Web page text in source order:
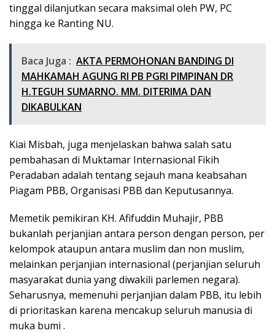
tinggal dilanjutkan secara maksimal oleh PW, PC
hingga ke Ranting NU.
Baca Juga : AKTA PERMOHONAN BANDING DI
MAHKAMAH AGUNG RI PB PGRI PIMPINAN DR
H.TEGUH SUMARNO. MM. DITERIMA DAN
DIKABULKAN
Kiai Misbah, juga menjelaskan bahwa salah satu
pembahasan di Muktamar Internasional Fikih
Peradaban adalah tentang sejauh mana keabsahan
Piagam PBB, Organisasi PBB dan Keputusannya.
Memetik pemikiran KH. Afifuddin Muhajir, PBB
bukanlah perjanjian antara person dengan person, per
kelompok ataupun antara muslim dan non muslim,
melainkan perjanjian internasional (perjanjian seluruh
masyarakat dunia yang diwakili parlemen negara).
Seharusnya, memenuhi perjanjian dalam PBB, itu lebih
di prioritaskan karena mencakup seluruh manusia di
muka bumi .